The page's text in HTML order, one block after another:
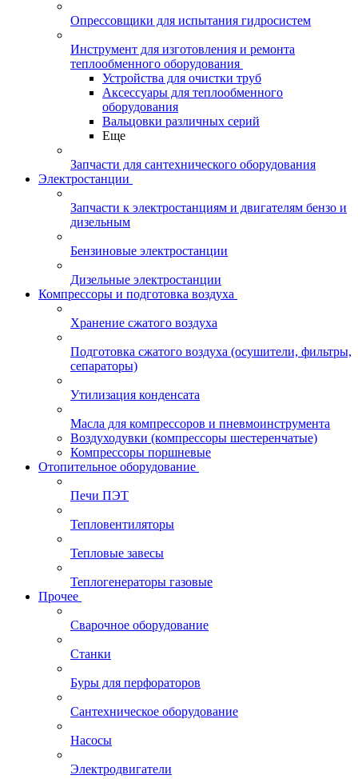
Опрессовщики для испытания гидросистем
Инструмент для изготовления и ремонта
теплообменного оборудования
Устройства для очистки труб
Аксессуары для теплообменного
оборудования
Вальцовки различных серий
Еще
Запчасти для сантехнического оборудования
Электростанции
Запчасти к электростанциям и двигателям бензо и
дизельным
Бензиновые электростанции
Дизельные электростанции
Компрессоры и подготовка воздуха
Хранение сжатого воздуха
Подготовка сжатого воздуха (осушители, фильтры,
сепараторы)
Утилизация конденсата
Масла для компрессоров и пневмоинструмента
Воздуходувки (компрессоры шестеренчатые)
Компрессоры поршневые
Отопительное оборудование
Печи ПЭТ
Тепловентиляторы
Тепловые завесы
Теплогенераторы газовые
Прочее
Сварочное оборудование
Станки
Буры для перфораторов
Сантехническое оборудование
Насосы
Электродвигатели